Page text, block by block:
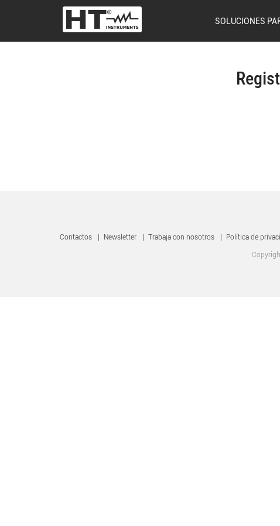
SOLUCIONES
Contactos Newsletter Trabaja con nosotros Política de